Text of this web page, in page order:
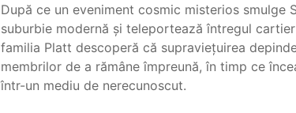
După ce un eveniment cosmic misterios smulge
suburbie modernă și teleportează întregul
familia Platt descoperă că supraviețuirea
membrilor de a rămâne împreună, în timp ce
într-un mediu de nerecunoscut.